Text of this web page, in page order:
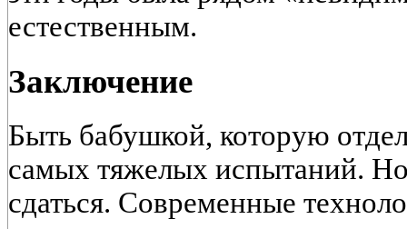
естественным.
Заключение
Быть бабушкой, которую
самых тяжелых испытаний.
сдаться. Современные